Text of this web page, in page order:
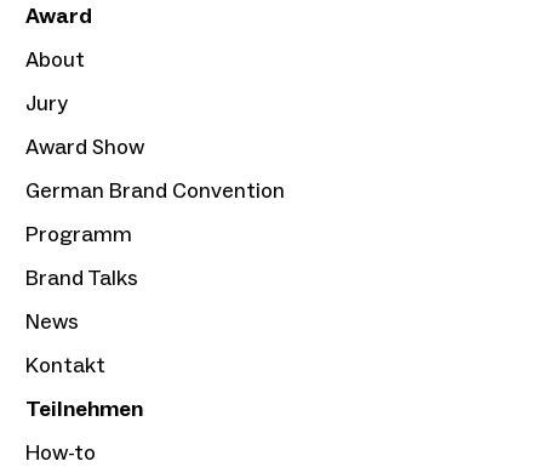
Award
About
Jury
Award Show
German Brand Convention
Programm
Brand Talks
News
Kontakt
Teilnehmen
How-to